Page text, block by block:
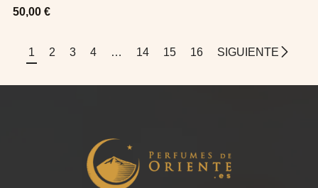
50,00 €
1 2 3 4 … 14 15 16 SIGUIENTE